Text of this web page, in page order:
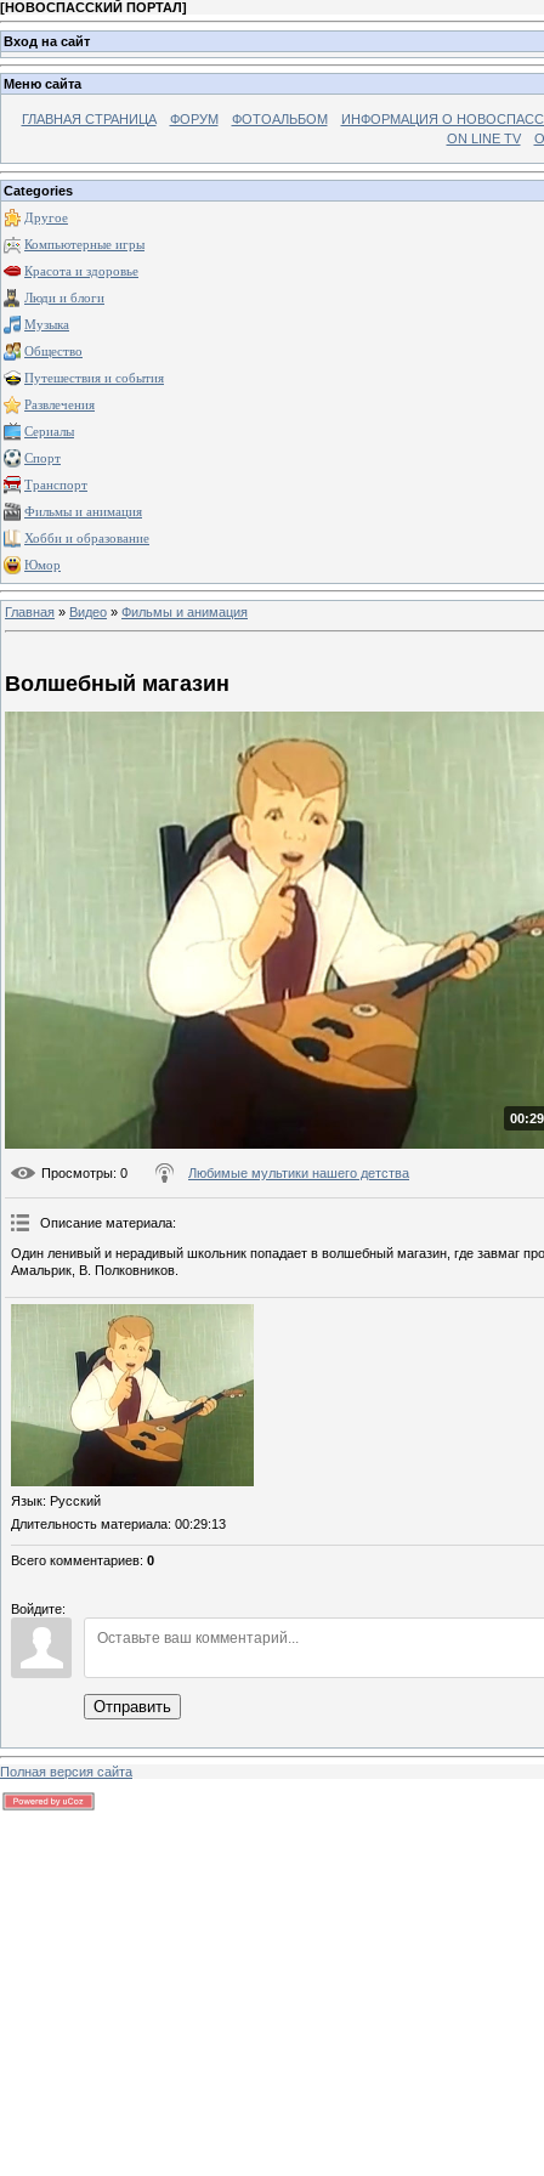
[НОВОСПАССКИЙ ПОРТАЛ]
Вход на сайт
Меню сайта
ГЛАВНАЯ СТРАНИЦА ФОРУМ ФОТОАЛЬБОМ
ИНФОРМАЦИЯ О
ON LINE TV
Categories
Другое
Компьютерные игры
Красота и здоровье
Люди и блоги
Музыка
Общество
Путешествия и события
Развлечения
Сериалы
Спорт
Транспорт
Фильмы и анимация
Хобби и образование
Юмор
Главная » Видео » Фильмы и анимация
Волшебный магазин
Просмотры: 0 Любимые мультики нашего детства
Описание материала:
Один ленивый и нерадивый школьник попадает в волшебный магазин, где завмаг
Амальрик, В. Полковников.
Язык: Русский
Длительность материала: 00:29:13
Всего комментариев: 0
Войдите:
Отправить
Полная версия сайта